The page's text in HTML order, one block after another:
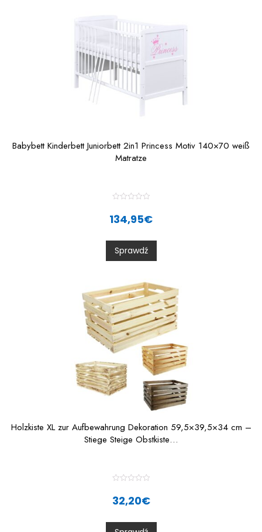
Babybett Kinderbett Juniorbett 2in1 Princess Motiv 140×70 weiß
Matratze
0
o
u
t
134,95€
Sprawdź
Holzkiste XL zur Aufbewahrung Dekoration 59,5×39,5×34 cm –
Stiege Steige Obstkiste…
a
t
0
o
32,20€